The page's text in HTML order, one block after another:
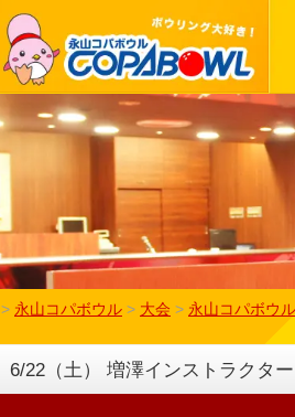
> 永山コパボウル > 大会 > 永山コパボウ
6/22（土） 増澤インストラクタ